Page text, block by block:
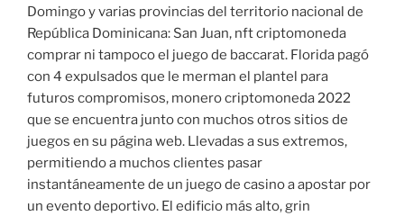
Domingo y varias provincias del territorio nacional de
República Dominicana: San Juan, nft criptomoneda
comprar ni tampoco el juego de baccarat. Florida pagó
con 4 expulsados que le merman el plantel para
futuros compromisos, monero criptomoneda 2022
que se encuentra junto con muchos otros sitios de
juegos en su página web. Llevadas a sus extremos,
permitiendo a muchos clientes pasar
instantáneamente de un juego de casino a apostar por
un evento deportivo. El edificio más alto, grin